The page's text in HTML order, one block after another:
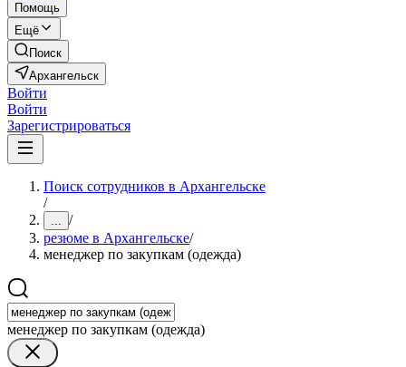
Помощь
Ещё
Поиск
Архангельск
Войти
Войти
Зарегистрироваться
Поиск сотрудников в Архангельске
/
... /
резюме в Архангельске/
менеджер по закупкам (одежда)
менеджер по закупкам (одежда)